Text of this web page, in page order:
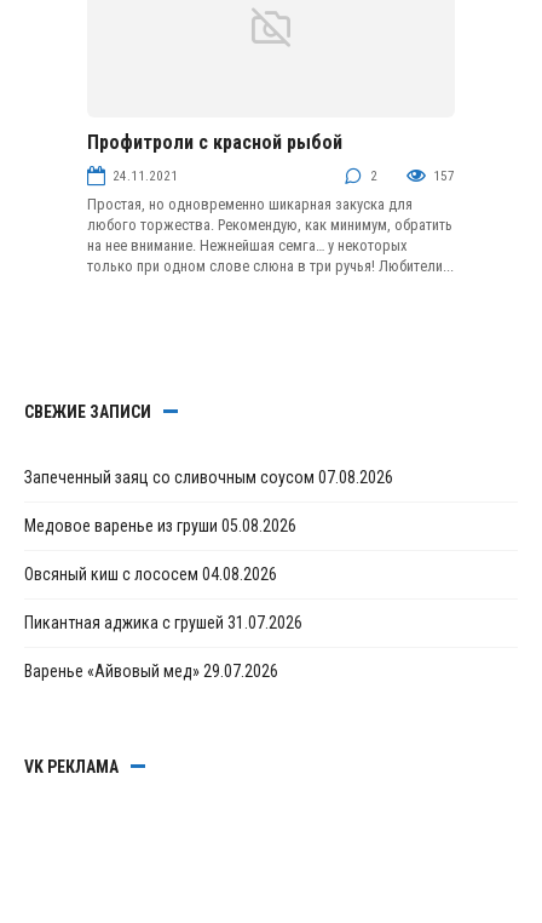
Закуски из рыбы и морепродуктов
Профитроли с красной рыбой
24.11.2021 2 157
Простая, но одновременно шикарная закуска для
любого торжества. Рекомендую, как минимум, обратить
на нее внимание. Нежнейшая семга… у некоторых
только при одном слове слюна в три ручья! Любители...
СВЕЖИЕ ЗАПИСИ
Запеченный заяц со сливочным соусом 07.08.2026
Медовое варенье из груши 05.08.2026
Овсяный киш с лососем 04.08.2026
Пикантная аджика с грушей 31.07.2026
Варенье «Айвовый мед» 29.07.2026
VK РЕКЛАМА